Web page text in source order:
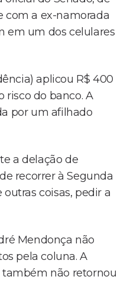
com a ex-namorada
em um dos celulares
aplicou R$ 400
risco do banco. A
por um afilhado
a delação de
recorrer à Segunda
coisas, pedir a
Mendonça não
pela coluna. A
também não retornou